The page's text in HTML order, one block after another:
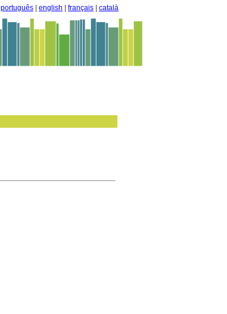
português english français català